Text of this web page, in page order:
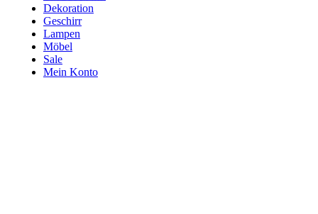
Dekoration
Geschirr
Lampen
Möbel
Sale
Mein Konto